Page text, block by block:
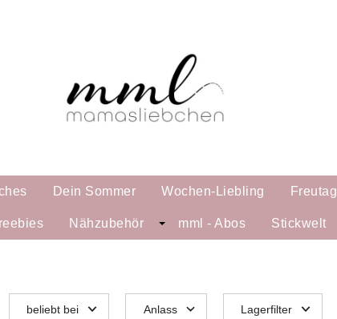
Dein Sommer Wochen-Liebling
Nähzubehör mml - Abos Stickwelt
beliebt bei Anlass Lagerfilter